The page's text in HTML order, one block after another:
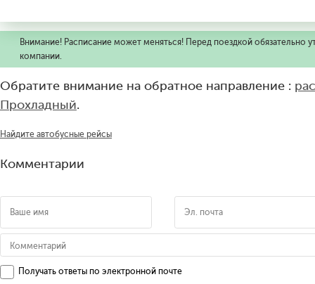
Внимание! Расписание может меняться! Перед поездкой обязательно
компании.
Обратите внимание на обратное направление :
Прохладный.
Найдите автобусные рейсы
Комментарии
Получать ответы по электронной почте